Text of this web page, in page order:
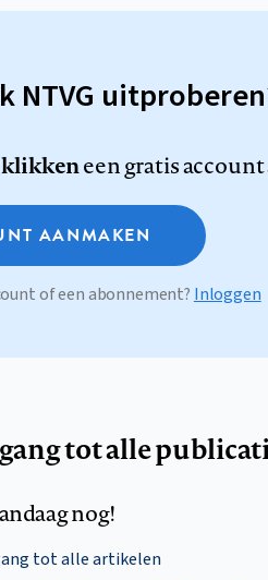
NTVG
klikkeneen gratis account
AANMAKEN
of een abonnement? Inloggen
tot alle
nog!
tot alle artikelen